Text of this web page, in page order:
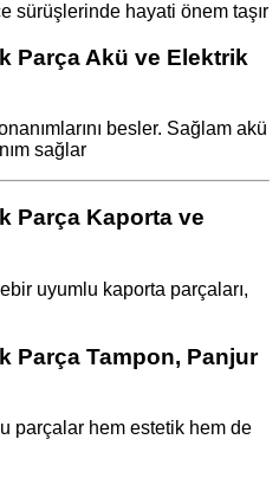
sürüşlerinde hayati önem taşır
Parça Akü ve Elektrik
besler. Sağlam akü
sağlar
Parça Kaporta ve
uyumlu kaporta parçaları,
Parça Tampon, Panjur
parçalar hem estetik hem de